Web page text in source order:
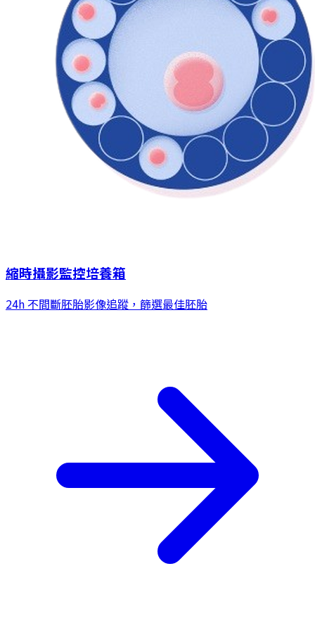
縮時攝影監控培養箱
24h 不間斷胚胎影像追蹤，篩選最佳胚胎